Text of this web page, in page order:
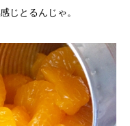
じとるんじゃ。